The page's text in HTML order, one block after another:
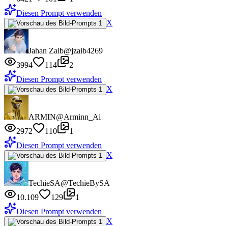
Diesen Prompt verwenden
X
Jahan Zaib@jzaib4269
3994
114
2
Diesen Prompt verwenden
X
ΛRMIN@Arminn_Ai
2972
110
1
Diesen Prompt verwenden
X
TechieSA@TechieBySA
10.109
129
1
Diesen Prompt verwenden
X